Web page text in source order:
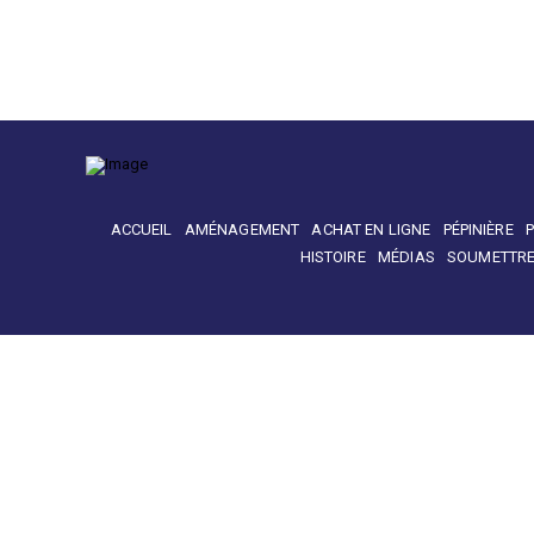
ACCUEIL AMÉNAGEMENT ACHAT EN LIGNE PÉPINIÈRE
HISTOIRE
MÉDIAS